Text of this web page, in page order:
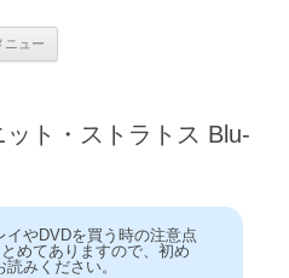
ニュー
ス
ト・ストラトス Blu-
やDVDを買う時の注意点
めてありますので、初め
みください。